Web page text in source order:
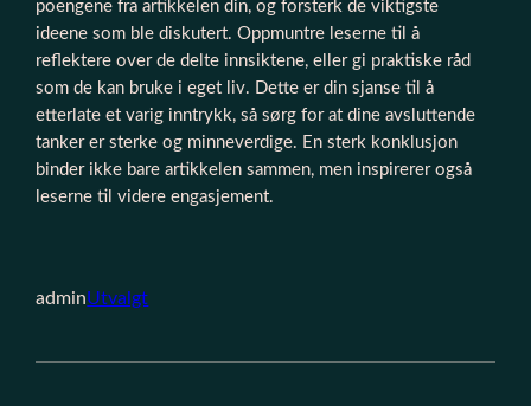
poengene fra artikkelen din, og forsterk de viktigste
ideene som ble diskutert. Oppmuntre leserne til å
reflektere over de delte innsiktene, eller gi praktiske råd
som de kan bruke i eget liv. Dette er din sjanse til å
etterlate et varig inntrykk, så sørg for at dine avsluttende
tanker er sterke og minneverdige. En sterk konklusjon
binder ikke bare artikkelen sammen, men inspirerer også
leserne til videre engasjement.
adminUtvalgt